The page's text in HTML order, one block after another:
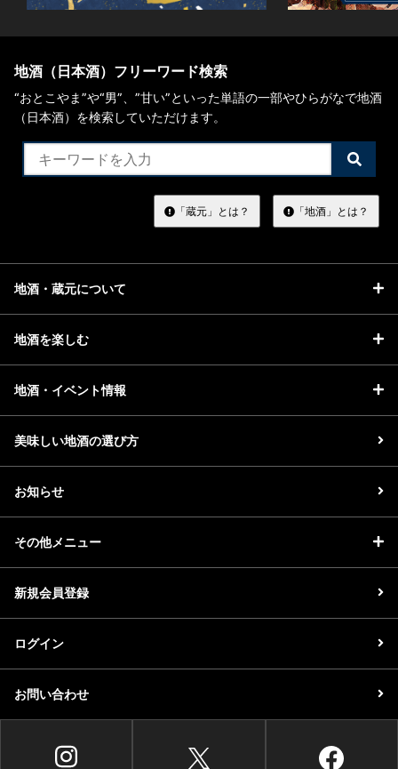
地酒（日本酒）フリーワード検索
“おとこやま”や“男”、”甘い”といった単語の一部やひらがなで地酒
（日本酒）を検索していただけます。
検
索
す
る
「蔵元」とは？ 「地酒」とは？
地酒・蔵元について
地酒を楽しむ
地酒・イベント情報
美味しい地酒の選び方
お知らせ
その他メニュー
新規会員登録
ログイン
お問い合わせ